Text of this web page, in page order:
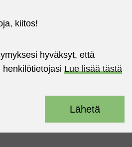
kiitos!
hyväksyt, että
Lue lisää tästä
Lähetä